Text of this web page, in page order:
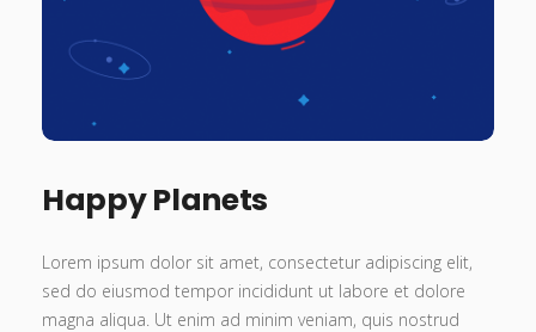
Happy Planets
Lorem ipsum dolor sit amet, consectetur adipiscing elit,
sed do eiusmod tempor incididunt ut labore et dolore
magna aliqua. Ut enim ad minim veniam, quis nostrud